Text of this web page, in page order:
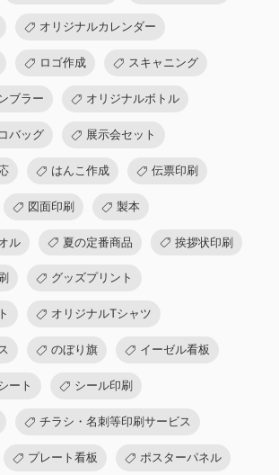
オリジナルカレンダー
ロゴ作成 スキャニング
ブラー オリジナルボトル
バッグ 展示会セット
はんこ作成 伝票印刷
図面印刷 製本
ル 夏の定番商品 挨拶状印刷
グッズプリント
オリジナルTシャツ
のぼり旗 イーゼル看板
ート シール印刷
チラシ・名刺等印刷サービス
プレート看板 ポスターパネル